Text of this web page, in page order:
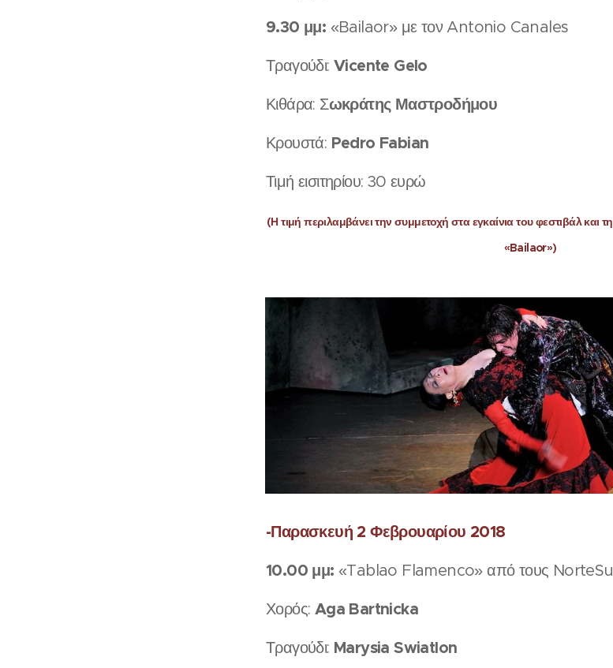
9.30 μμ: «Bailaor» με τον Antonio Canales
Τραγούδι: Vicente Gelo
Κιθάρα: Σωκράτης Μαστροδήμου
Κρουστά: Pedro Fabian
Τιμή εισιτηρίου: 30 ευρώ
(Η τιμή περιλαμβάνει την συμμετοχή στα εγκαίνια του φεστιβάλ
«Bailaor»)
-Παρασκευή 2 Φεβρουαρίου 2018
10.00 μμ: «Tablao Flamenco» από τους
Χορός: Aga Bartnicka
Τραγούδι: Marysia Swiatlon